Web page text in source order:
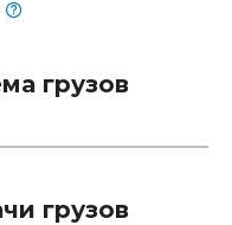
грузов
грузов